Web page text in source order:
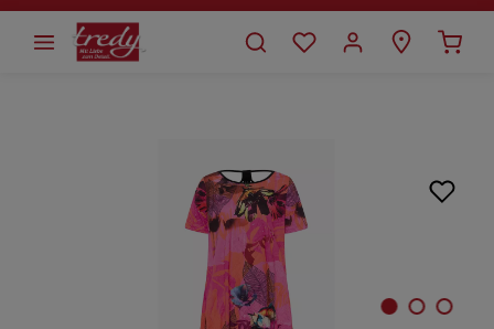
springen